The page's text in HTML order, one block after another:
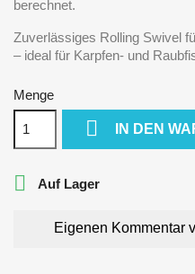
berechnet.
Zuverlässiges Rolling Swivel
– ideal für Karpfen- und
Menge
 IN DEN
 Auf Lager
Eigenen Kommentar